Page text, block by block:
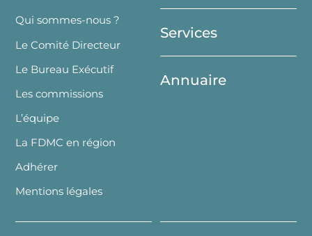
Top
Qui sommes-nous ?
Le Comité Directeur
Le Bureau Exécutif
Les commissions
L’équipe
La FDMC en région
Adhérer
Mentions légales
Services
Annuaire